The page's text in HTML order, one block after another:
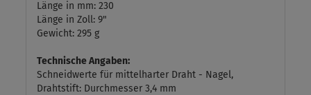
Länge in mm: 230
Länge in Zoll: 9"
Gewicht: 295 g
Technische Angaben:
Schneidwerte für mittelharter Draht - Nagel,
Drahtstift: Durchmesser 3,4 mm